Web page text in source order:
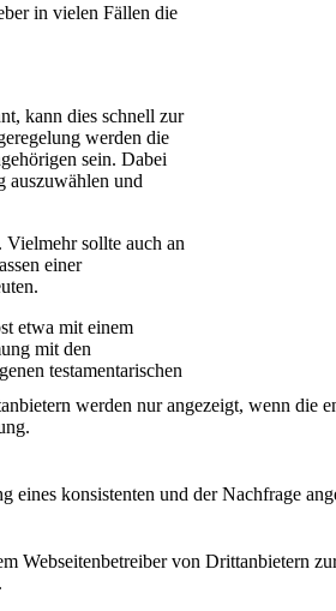
in vielen Fällen die
kann dies schnell zur
werden die
sein. Dabei
auszuwählen und
sollte auch an
einer
etwa mit einem
mit den
testamentarischen
werden nur angezeigt, wenn die
konsistenten und der Nachfrage
Webseitenbetreiber von Drittanbietern